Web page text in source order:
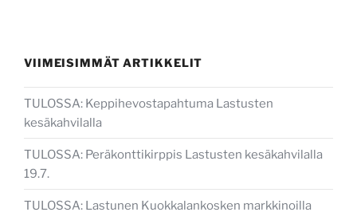
VIIMEISIMMÄT ARTIKKELIT
TULOSSA: Keppihevostapahtuma Lastusten
kesäkahvilalla
TULOSSA: Peräkonttikirppis Lastusten kesäkahvilalla
19.7.
TULOSSA: Lastunen Kuokkalankosken markkinoilla